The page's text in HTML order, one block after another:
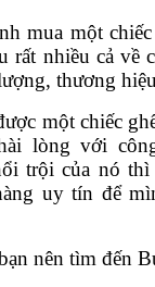
mua một chiếc
rất nhiều cả về
thương
một chiếc
lòng với
trội của nó thì
uy tín để
nên tìm đến